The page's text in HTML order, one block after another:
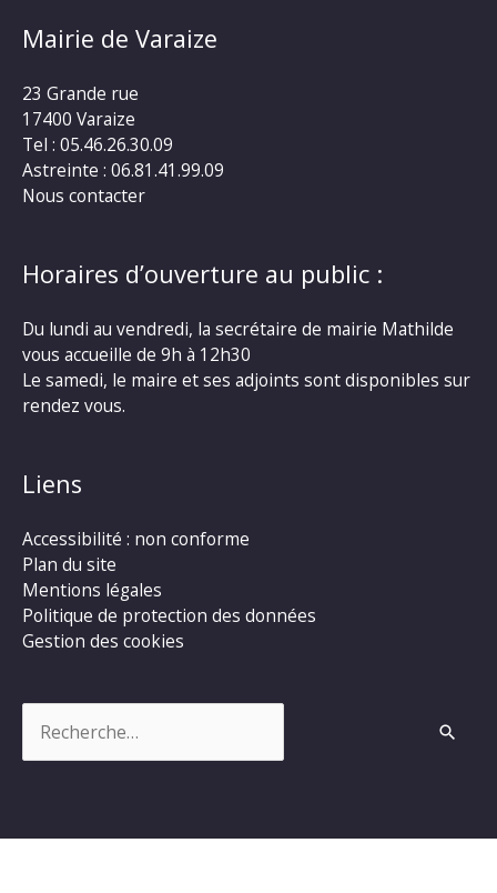
Mairie de Varaize
23 Grande rue
17400 Varaize
Tel : 05.46.26.30.09
Astreinte : 06.81.41.99.09
Nous contacter
Horaires d’ouverture au public :
Du lundi au vendredi, la secrétaire de mairie Mathilde
vous accueille de 9h à 12h30
Le samedi, le maire et ses adjoints sont disponibles sur
rendez vous.
Liens
Accessibilité : non conforme
Plan du site
Mentions légales
Politique de protection des données
Gestion des cookies